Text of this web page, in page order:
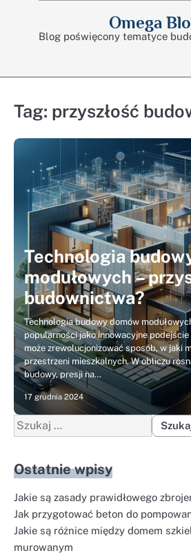
Omega
Blog poświęcony tematyce
Tag: przyszłość
Technologia
modułowych –
budownictwa?
Technologia budowy domów
popularności jako innowacyjne
może zrewolucjonizować sposób, w jaki
przestrzeni mieszkalnych. W obliczu
budowy, presji na…
17 grudnia 2024
Szukaj:
Ostatnie wpisy
Jakie są zasady prawidłowego
Jak przygotować beton do
Jakie są różnice między domem
murowanym